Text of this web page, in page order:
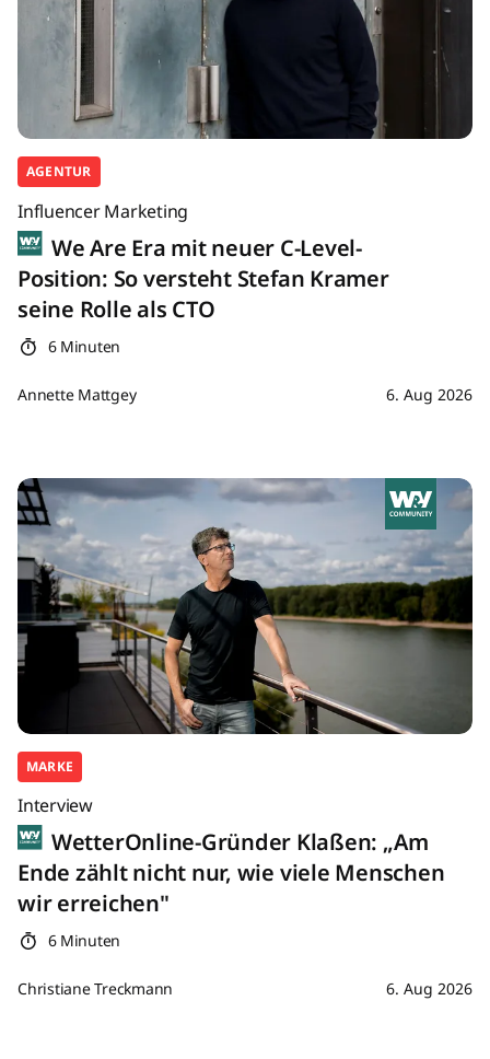
AGENTUR
Influencer Marketing
We Are Era mit neuer C-Level-
Position: So versteht Stefan Kramer
seine Rolle als CTO
6 Minuten
Annette Mattgey 6. Aug 2026
MARKE
Interview
WetterOnline-Gründer Klaßen: „Am
Ende zählt nicht nur, wie viele Menschen
wir erreichen"
6 Minuten
Christiane Treckmann 6. Aug 2026